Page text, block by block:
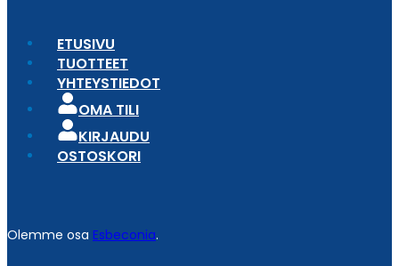
ETUSIVU
TUOTTEET
YHTEYSTIEDOT
OMA TILI
KIRJAUDU
OSTOSKORI
Olemme osa Esbeconia.